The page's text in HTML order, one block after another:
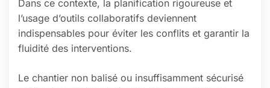
Dans ce contexte, la planification rigoureuse et
l’usage d’outils collaboratifs deviennent
indispensables pour éviter les conflits et garantir la
fluidité des interventions.
Le chantier non balisé ou insuffisamment sécurisé